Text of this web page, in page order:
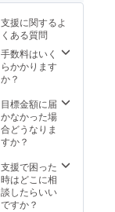
支援に関するよ
くある質問
手数料はいく
らかかります
か？
目標金額に届
かなかった場
合どうなりま
すか？
支援で困った
時はどこに相
談したらいい
ですか？